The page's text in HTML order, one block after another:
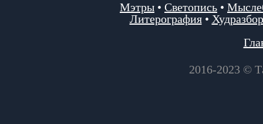
Мэтры • Светопись •
Литерография• Худразбор
2016-2023 ©